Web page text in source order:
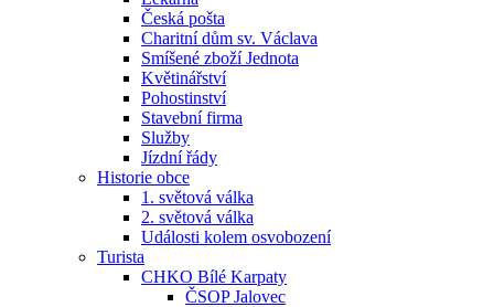
Česká pošta
Charitní dům sv. Václava
Smíšené zboží Jednota
Květinářství
Pohostinství
Stavební firma
Služby
Jízdní řády
Historie obce
1. světová válka
2. světová válka
Události kolem osvobození
Turista
CHKO Bílé Karpaty
ČSOP Jalovec